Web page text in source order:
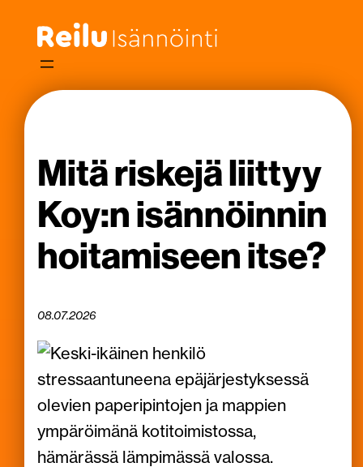
sisältöön
Mitä riskejä liittyy
Koy:n isännöinnin
hoitamiseen itse?
08.07.2026